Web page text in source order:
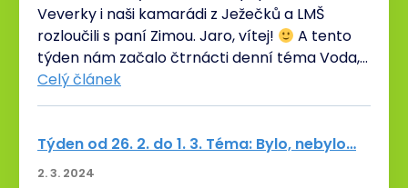
Veverky i naši kamarádi z Ježečků a LMŠ
rozloučili s paní Zimou. Jaro, vítej!
A tento
týden nám začalo čtrnácti denní téma Voda,…
Celý článek
Týden od 26. 2. do 1. 3. Téma: Bylo, nebylo…
2. 3. 2024